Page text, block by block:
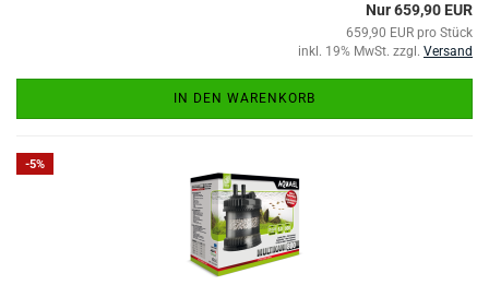
Nur 659,90 EUR
659,90 EUR pro Stück
inkl. 19% MwSt. zzgl. Versand
IN DEN WARENKORB
-5%